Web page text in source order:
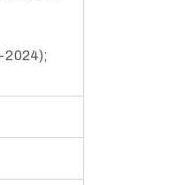
2024);